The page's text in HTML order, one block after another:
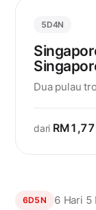
5D4N
Dua pulau
dari
6D5N 6 Hari 5